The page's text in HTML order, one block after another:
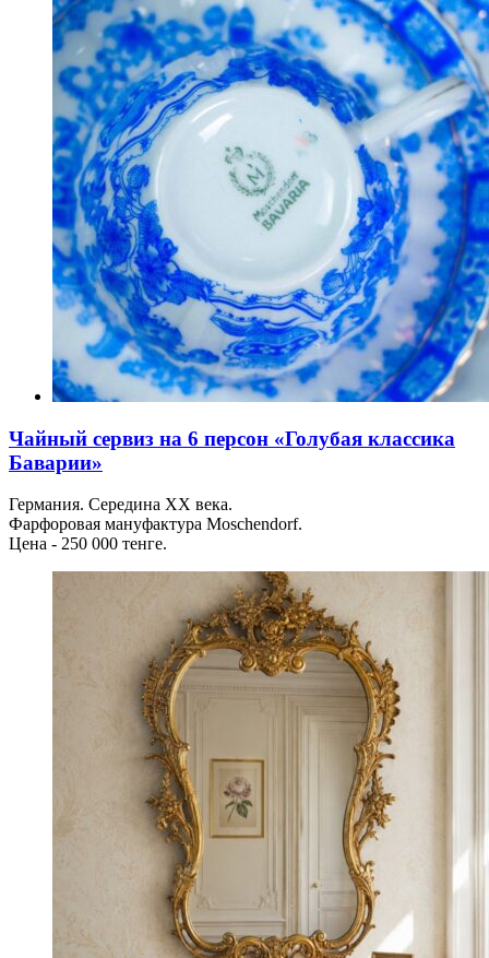
Чайный сервиз на 6 персон «Голубая классика
Баварии»
Германия. Середина ХХ века.
Фарфоровая мануфактура Moschendorf.
Цена - 250 000 тенге.